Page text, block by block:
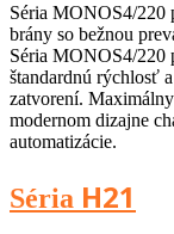
Séria MONOS4/220
brány so bežnou
Séria MONOS4/220
štandardnú rýchlosť
zatvorení.
modernom dizajne
automatizácie.
Séria H21